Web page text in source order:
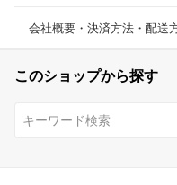
会社概要・決済方法・配送
このショップから探す